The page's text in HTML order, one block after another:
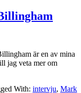
är en av mina
jag veta mer om
With: intervju, Mark